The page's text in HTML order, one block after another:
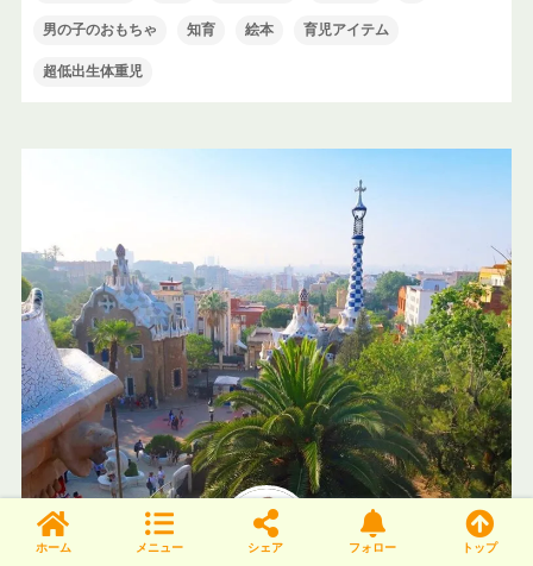
男の子のおもちゃ 知育 絵本 育児アイテム
超低出生体重児
ホーム メニュー シェア フォロー トップ